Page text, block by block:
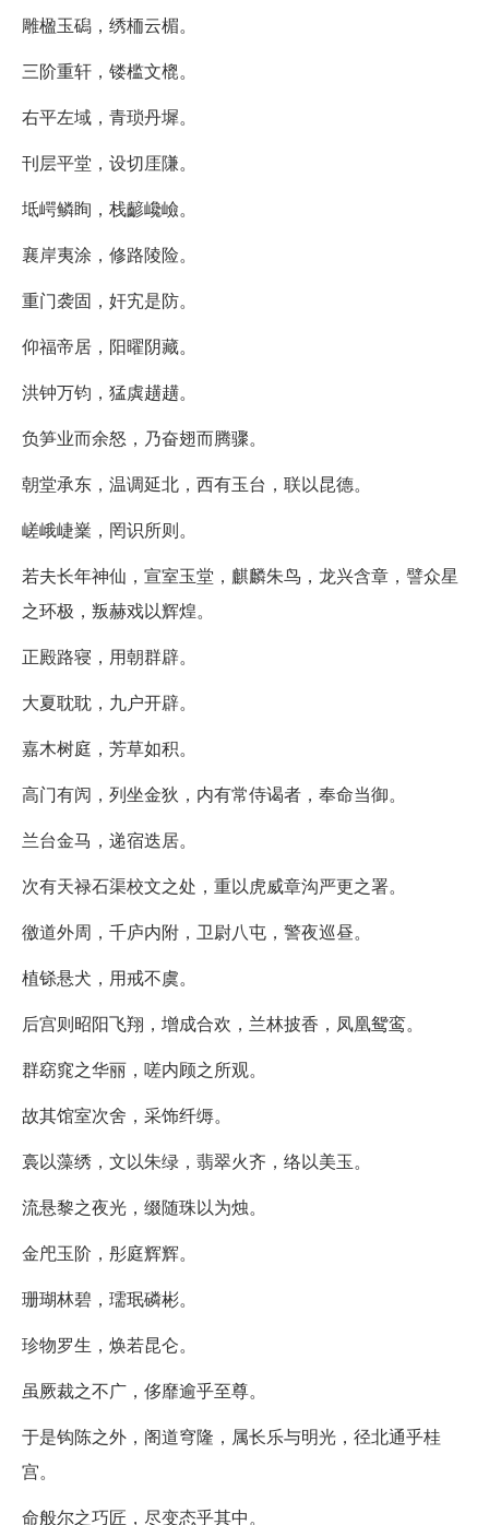
雕楹玉磶，绣栭云楣。
三阶重轩，镂槛文㮰。
右平左域，青琐丹墀。
刊层平堂，设切厓隒。
坻崿鳞眴，栈齴巉嶮。
襄岸夷涂，修路陵险。
重门袭固，奸宄是防。
仰福帝居，阳曜阴藏。
洪钟万钧，猛虡趪趪。
负笋业而余怒，乃奋翅而腾骤。
朝堂承东，温调延北，西有玉台，联以昆德。
嵯峨崨嶪，罔识所则。
若夫长年神仙，宣室玉堂，麒麟朱鸟，龙兴含章，譬众星
之环极，叛赫戏以辉煌。
正殿路寝，用朝群辟。
大夏耽耽，九户开辟。
嘉木树庭，芳草如积。
高门有闶，列坐金狄，内有常侍谒者，奉命当御。
兰台金马，递宿迭居。
次有天禄石渠校文之处，重以虎威章沟严更之署。
徼道外周，千庐内附，卫尉八屯，警夜巡昼。
植铩悬犬，用戒不虞。
后宫则昭阳飞翔，增成合欢，兰林披香，凤凰鸳鸾。
群窈窕之华丽，嗟内顾之所观。
故其馆室次舍，采饰纤缛。
裛以藻绣，文以朱绿，翡翠火齐，络以美玉。
流悬黎之夜光，缀随珠以为烛。
金戺玉阶，彤庭辉辉。
珊瑚林碧，瓀珉磷彬。
珍物罗生，焕若昆仑。
虽厥裁之不广，侈靡逾乎至尊。
于是钩陈之外，阁道穹隆，属长乐与明光，径北通乎桂
宫。
命般尔之巧匠，尽变态乎其中。